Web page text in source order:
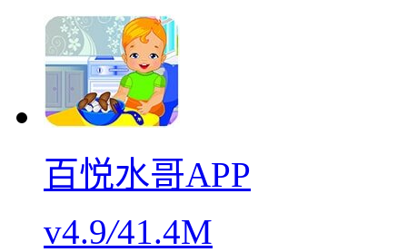
百悦水哥APP
v4.9/41.4M